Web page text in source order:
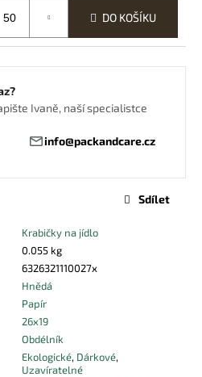
DO KOŠÍKU
Ivaně, naší specialistce
info@packandcare.cz
Krabičky na jídlo
0.055 kg
6326321110027x
Hnědá
Papír
26x19
Obdélník
Ekologické, Dárkové,
Uzavíratelné
Sdílet